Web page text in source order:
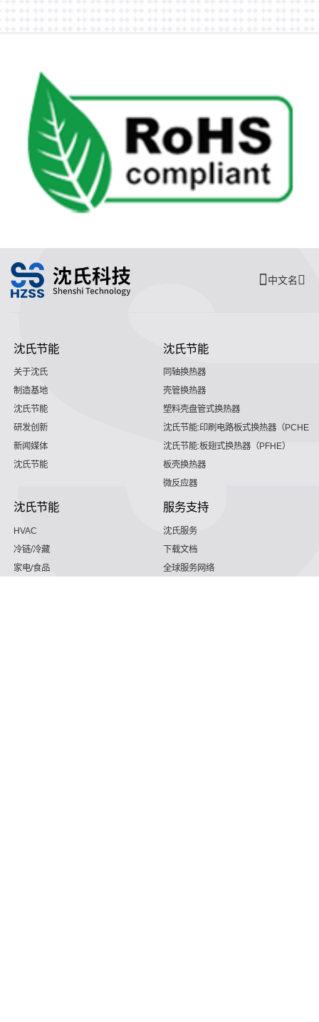
中文名
沈氏节能
关于沈氏
制造基地
沈氏节能
研发创新
新闻媒体
沈氏节能
沈氏节能
同轴换热器
壳管换热器
塑料壳盘管式换热器
沈氏节能:印刷电路板式换热器（PCHE）
沈氏节能:板翅式换热器（PFHE）
板壳换热器
微反应器
沈氏节能
HVAC
冷链/冷藏
家电/食品
服务支持
沈氏服务
下载文档
全球服务网络